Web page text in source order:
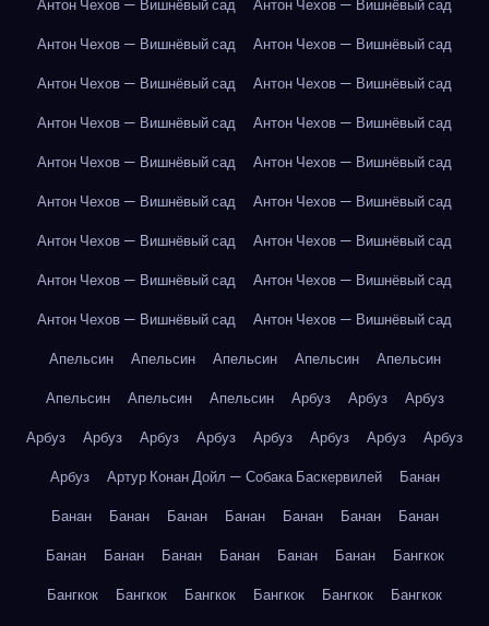
Антон Чехов — Вишнёвый сад
Антон Чехов — Вишнёвый сад
Антон Чехов — Вишнёвый сад
Антон Чехов — Вишнёвый сад
Антон Чехов — Вишнёвый сад
Антон Чехов — Вишнёвый сад
Антон Чехов — Вишнёвый сад
Антон Чехов — Вишнёвый сад
Антон Чехов — Вишнёвый сад
Антон Чехов — Вишнёвый сад
Антон Чехов — Вишнёвый сад
Антон Чехов — Вишнёвый сад
Антон Чехов — Вишнёвый сад
Антон Чехов — Вишнёвый сад
Антон Чехов — Вишнёвый сад
Антон Чехов — Вишнёвый сад
Антон Чехов — Вишнёвый сад
Антон Чехов — Вишнёвый сад
Апельсин
Апельсин Апельсин Апельсин
Апельсин
Апельсин
Апельсин Апельсин Арбуз Арбуз
Арбуз
Арбуз
Арбуз Арбуз Арбуз Арбуз Арбуз Арбуз
Арбуз
Арбуз
Артур Конан Дойл — Собака Баскервилей
Банан
Банан
Банан Банан Банан Банан Банан
Банан
Банан
Банан Банан Банан Банан Банан
Бангкок
Бангкок
Бангкок Бангкок Бангкок Бангкок
Бангкок